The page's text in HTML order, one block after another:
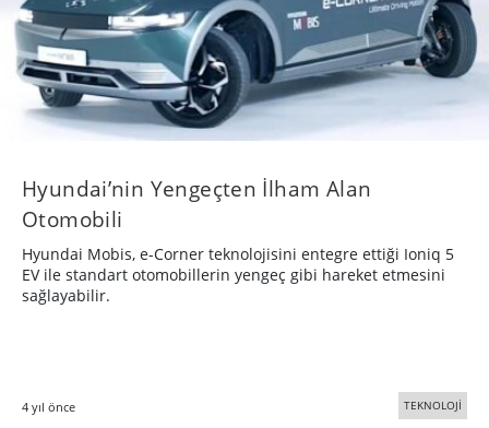
Hyundai’nin Yengeçten İlham Alan
Otomobili
Hyundai Mobis, e-Corner teknolojisini entegre ettiği Ioniq 5
EV ile standart otomobillerin yengeç gibi hareket etmesini
sağlayabilir.
4 yıl önce TEKNOLOJİ